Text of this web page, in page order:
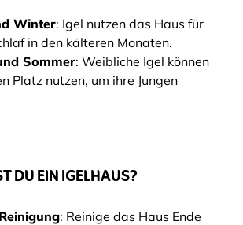
Winter: Igel nutzen das Haus für
in den kälteren Monaten.
Sommer: Weibliche Igel können
Platz nutzen, um ihre Jungen
DU EIN IGELHAUS?
: Reinige das Haus Ende